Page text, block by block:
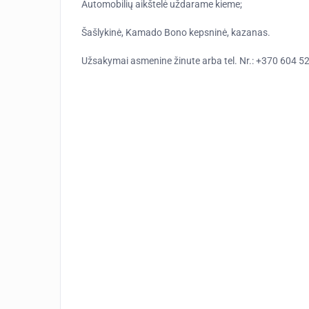
Automobilių aikštelė uždarame kieme;
Šašlykinė, Kamado Bono kepsninė, kazanas.
Užsakymai asmenine žinute arba tel. Nr.: +370 604